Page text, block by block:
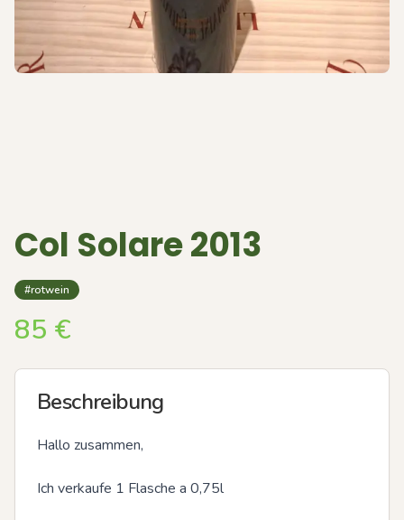
Col Solare 2013
#rotwein
85 €
Beschreibung
Hallo zusammen,
Ich verkaufe 1 Flasche a 0,75l